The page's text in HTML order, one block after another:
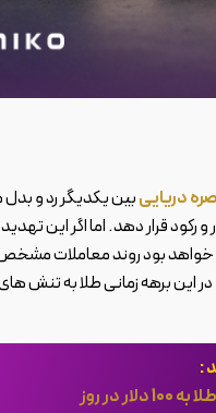
دریاییبین یکدیگر رد و بدل
و رکود قرار دهد. اما اگر این
خواهد بود روند معاملات
در این برهه زمانی طلا به تنش
:
در روز